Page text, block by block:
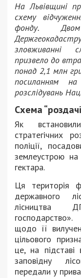
На Львівщині
схему
фонду.
зловживанні
призвело до
понад 2,1 млн
посиланням
розслідувань
Схема
Як
стратегічних
поліції,
землеустрою
гектара.
Ця територія
державного
лісництва
щодо її
цільового
це, на підставі
заповідну
передали у